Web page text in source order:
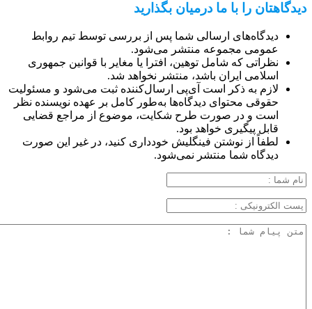
دیدگاهتان را با ما درمیان بگذارید
دیدگاه‌های ارسالی شما پس از بررسی توسط تیم روابط
عمومی مجموعه منتشر می‌شود.
نظراتی که شامل توهین، افترا یا مغایر با قوانین جمهوری
اسلامی ایران باشد، منتشر نخواهد شد.
لازم به ذکر است آی‌پی ارسال‌کننده ثبت می‌شود و مسئولیت
حقوقی محتوای دیدگاه‌ها به‌طور کامل بر عهده نویسنده نظر
است و در صورت طرح شکایت، موضوع از مراجع قضایی
قابل پیگیری خواهد بود.
لطفاً از نوشتن فینگلیش خودداری کنید، در غیر این صورت
دیدگاه شما منتشر نمی‌شود.